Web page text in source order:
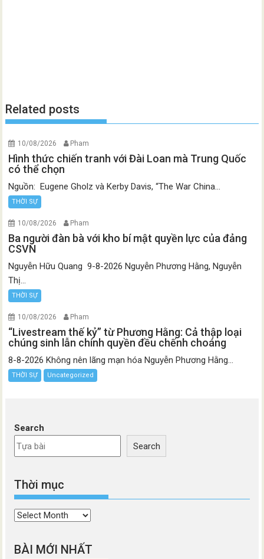
Related posts
10/08/2026 Pham
Hình thức chiến tranh với Đài Loan mà Trung Quốc
có thể chọn
Nguồn: Eugene Gholz và Kerby Davis, “The War China...
THỜI SỰ
10/08/2026 Pham
Ba người đàn bà với kho bí mật quyền lực của đảng
CSVN
Nguyễn Hữu Quang 9-8-2026 Nguyễn Phương Hằng, Nguyễn
Thị...
THỜI SỰ
10/08/2026 Pham
“Livestream thế kỷ” từ Phương Hằng: Cả thập loại
chúng sinh lẫn chính quyền đều chếnh choáng
8-8-2026 Không nên lãng mạn hóa Nguyễn Phương Hằng...
THỜI SỰ Uncategorized
Search
Search
Thời mục
Thời
BÀI MỚI NHẤT